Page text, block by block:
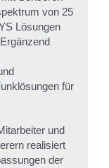
von 25
Lösungen
für
und
realisiert
der